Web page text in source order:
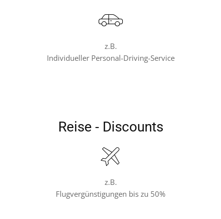
z.B.
Individueller Personal-Driving-Service
Reise - Discounts
z.B.
Flugvergünstigungen bis zu 50%